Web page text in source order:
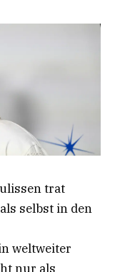
trat
selbst in den
weltweiter
nur als